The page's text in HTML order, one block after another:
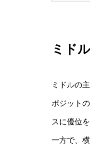
ミド
ミドルの
ポジット
スに優位
一方で、